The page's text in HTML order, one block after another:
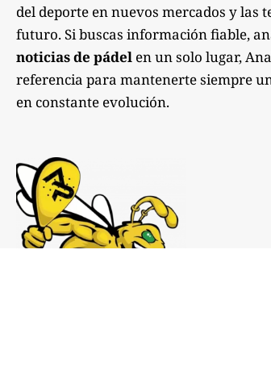
del deporte en nuevos mercados y las
futuro. Si buscas información fiable,
noticias de pádel en un solo lugar,
referencia para mantenerte siempre
en constante evolución.